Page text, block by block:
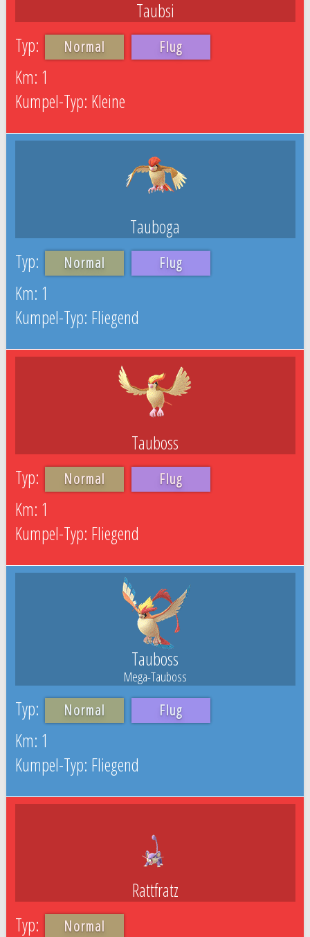
Taubsi
Normal Flug
1
Kleine
Tauboga
Normal Flug
1
Fliegend
Tauboss
Normal Flug
1
Fliegend
Tauboss
Mega-Tauboss
Normal Flug
1
Fliegend
Rattfratz
Normal